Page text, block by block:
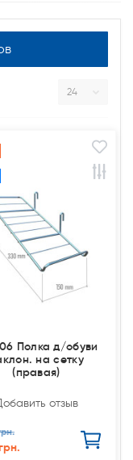
Полка д/обуви
на сетку
(правая)
отзыв